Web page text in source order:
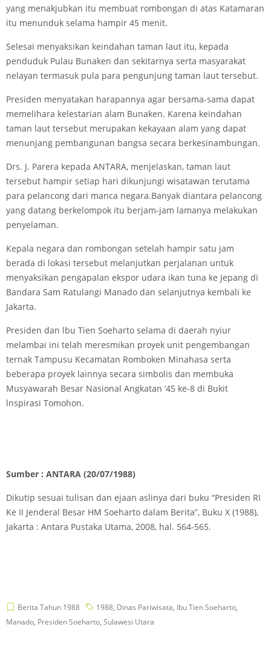
yang menakjubkan itu membuat rombongan di atas Katamaran
itu menunduk selama hampir 45 menit.
Selesai menyaksikan keindahan taman laut itu, kepada
penduduk Pulau Bunaken dan sekitarnya serta masyarakat
nelayan termasuk pula para pengunjung taman laut tersebut.
Presiden menyatakan harapannya agar bersama-sama dapat
memelihara kelestarian alam Bunaken. Karena keindahan
taman laut tersebut merupakan kekayaan alam yang dapat
menunjang pembangunan bangsa secara berkesinambungan.
Drs. J. Parera kepada ANTARA, menjelaskan, taman laut
tersebut hampir setiap hari dikunjungi wisatawan terutama
para pelancong dari manca negara.Banyak diantara pelancong
yang datang berkelompok itu berjam-jam lamanya melakukan
penyelaman.
Kepala negara dan rombongan setelah hampir satu jam
berada di lokasi tersebut melanjutkan perjalanan untuk
menyaksikan pengapalan ekspor udara ikan tuna ke Jepang di
Bandara Sam Ratulangi Manado dan selanjutnya kembali ke
Jakarta.
Presiden dan lbu Tien Soeharto selama di daerah nyiur
melambai ini telah meresmikan proyek unit pengembangan
ternak Tampusu Kecamatan Romboken Minahasa serta
beberapa proyek lainnya secara simbolis dan membuka
Musyawarah Besar Nasional Angkatan ’45 ke-8 di Bukit
lnspirasi Tomohon.
Sumber : ANTARA (20/07/1988)
Dikutip sesuai tulisan dan ejaan aslinya dari buku “Presiden RI
Ke II Jenderal Besar HM Soeharto dalam Berita”, Buku X (1988),
Jakarta : Antara Pustaka Utama, 2008, hal. 564-565.
Berita Tahun 1988 1988, Dinas Pariwisata, Ibu Tien Soeharto,
Manado, Presiden Soeharto, Sulawesi Utara